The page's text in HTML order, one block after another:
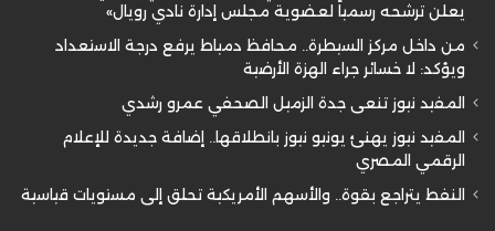
يعلن ترشحه رسمياً لعضوية مجلس إدارة نادي رويال»
من داخل مركز السيطرة.. محافظ دمياط يرفع درجة الاستعداد
ويؤكد: لا خسائر جراء الهزة الأرضية
المفيد نيوز تنعى جدة الزميل الصحفي عمرو رشدي
المفيد نيوز يهنئ يونيو نيوز بانطلاقها.. إضافة جديدة للإعلام
الرقمي المصري
النفط يتراجع بقوة.. والأسهم الأمريكية تحلق إلى مستويات قياسية